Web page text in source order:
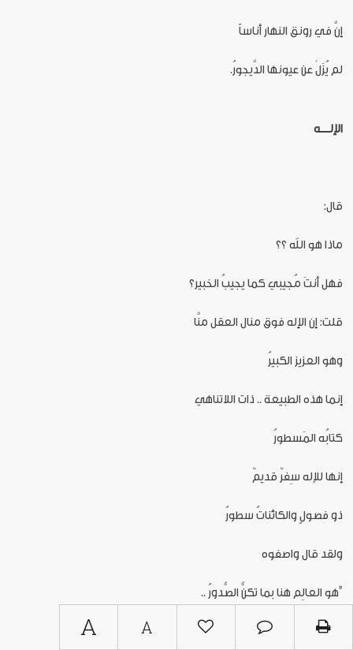
A A
إنَّ في رونق النهار أناساً
لم يُزَلْ عن عيونها الدَّيجورُ.
الإلــــه
قال:
ماذا هو الله ؟؟
فهل أنتَ مُجيبي كما يجيبُ الخبير؟
قلت: إن الإله فوق منال العقل منَّا
وهو العزيز الكبيرُ
إنما هذه الطبيعة .. ذات اللاتناهي
كتابُه المَسطورُ
إنها للإله سِفرٌ قديمٌ
ذو فصولٍ والكائناتُ سطورُ
ولقد قال واصفوه
"هو العالِم هنا بما تكنُّ الصُّدورُ ..
إنه في الجبال والبَر والبحر ..